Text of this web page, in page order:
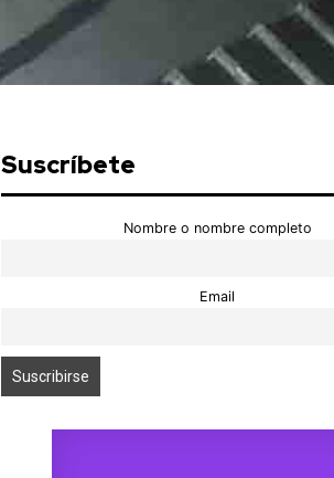
Suscríbete
Nombre o nombre completo
Email